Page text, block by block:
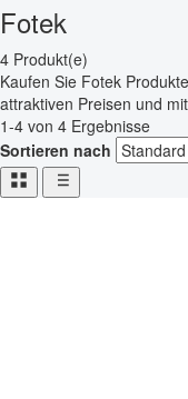
Fotek
4 Produkt(e)
Kaufen Sie Fotek
attraktiven Preisen und
1-4 von 4 Ergebnisse
Sortieren nach